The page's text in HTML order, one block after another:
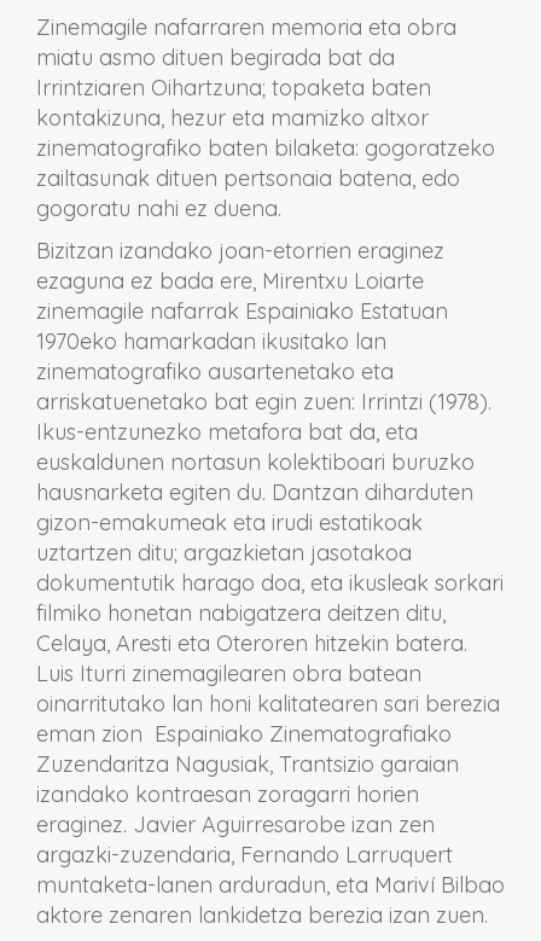
Zinemagile nafarraren memoria eta obra
miatu asmo dituen begirada bat da
Irrintziaren Oihartzuna; topaketa baten
kontakizuna, hezur eta mamizko altxor
zinematografiko baten bilaketa: gogoratzeko
zailtasunak dituen pertsonaia batena, edo
gogoratu nahi ez duena.
Bizitzan izandako joan-etorrien eraginez
ezaguna ez bada ere, Mirentxu Loiarte
zinemagile nafarrak Espainiako Estatuan
1970eko hamarkadan ikusitako lan
zinematografiko ausartenetako eta
arriskatuenetako bat egin zuen: Irrintzi (1978).
Ikus-entzunezko metafora bat da, eta
euskaldunen nortasun kolektiboari buruzko
hausnarketa egiten du. Dantzan diharduten
gizon-emakumeak eta irudi estatikoak
uztartzen ditu; argazkietan jasotakoa
dokumentutik harago doa, eta ikusleak sorkari
filmiko honetan nabigatzera deitzen ditu,
Celaya, Aresti eta Oteroren hitzekin batera.
Luis Iturri zinemagilearen obra batean
oinarritutako lan honi kalitatearen sari berezia
eman zion Espainiako Zinematografiako
Zuzendaritza Nagusiak, Trantsizio garaian
izandako kontraesan zoragarri horien
eraginez. Javier Aguirresarobe izan zen
argazki-zuzendaria, Fernando Larruquert
muntaketa-lanen arduradun, eta Mariví Bilbao
aktore zenaren lankidetza berezia izan zuen.